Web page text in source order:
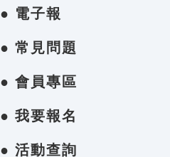
● 電子報
● 常見問題
● 會員專區
● 我要報名
● 活動查詢